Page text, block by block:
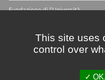
Fundazione di l'Università
This site uses
control over